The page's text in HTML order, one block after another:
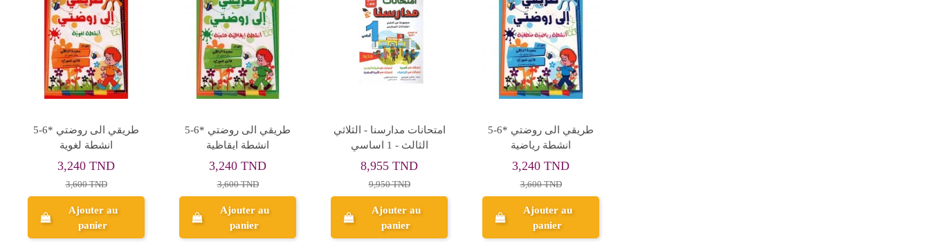
5-6* طريقي الى روضتي
انشطة لغوية
3,240 TND
3,600 TND
Ajouter au
panier
5-6* طريقي الى روضتي
انشطة ايقاظية
3,240 TND
3,600 TND
Ajouter au
panier
امتحانات مدارسنا - الثلاثي
الثالث - 1 اساسي
8,955 TND
9,950 TND
Ajouter au
panier
5-6* طريقي الى روضتي
انشطة رياضية
3,240 TND
3,600 TND
Ajouter au
panier